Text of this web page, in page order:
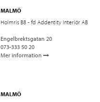
MALMÖ
Holmris B8 - fd Addentity Interiör AB
Engelbrektsgatan 20
073-333 50 20
Mer information
MALMÖ